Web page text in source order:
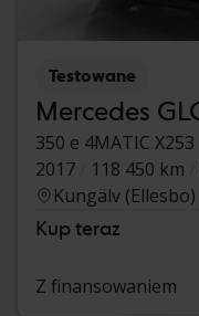
Testowane
Mercedes
350 e 4MATIC X253
2017
118 450 km
Kungälv (Ellesbo)
Kup teraz
Z finansowaniem